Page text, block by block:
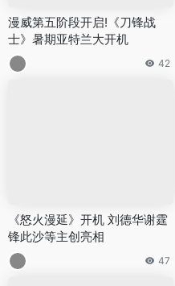
漫威第五阶段开启!《刀锋战
士》暑期亚特兰大开机
42
《怒火漫延》开机 刘德华谢霆
锋此沙等主创亮相
47